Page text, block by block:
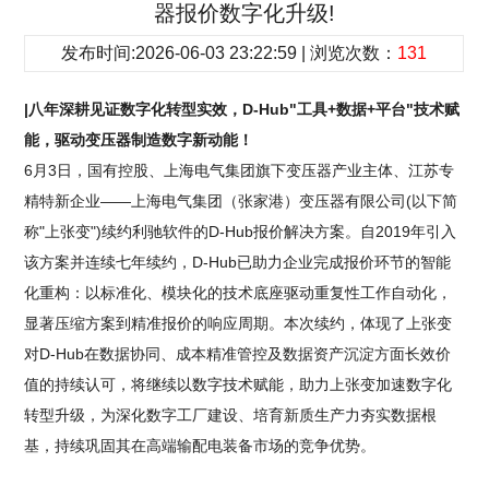
器报价数字化升级!
发布时间:2026-06-03 23:22:59 | 浏览次数： 131
|八年深耕见证数字化转型实效，D-Hub"工具+数据+平台"技术赋
能，驱动变压器制造数字新动能！
6月3日，国有控股、上海电气集团旗下变压器产业主体、江苏专
精特新企业——上海电气集团（张家港）变压器有限公司(以下简
称"上张变")续约利驰软件的D-Hub报价解决方案。自2019年引入
该方案并连续七年续约，D-Hub已助力企业完成报价环节的智能
化重构：以标准化、模块化的技术底座驱动重复性工作自动化，
显著压缩方案到精准报价的响应周期。本次续约，体现了上张变
对D-Hub在数据协同、成本精准管控及数据资产沉淀方面长效价
值的持续认可，将继续以数字技术赋能，助力上张变加速数字化
转型升级，为深化数字工厂建设、培育新质生产力夯实数据根
基，持续巩固其在高端输配电装备市场的竞争优势。